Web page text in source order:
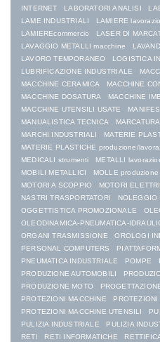
INTERNET
LABORATORI ANALISI
LAME INDUSTRIALI
LAMIERE
LAMIEREcommercio
LASER DI
LAVAGGIO METALLI macchine
LAVORO TEMPORANEO
LOGISTICA
LUBRIFICAZIONE INDUSTRIALE
MACCHINE CERAMICA
MACCHINE
MACCHINE DOSATURA
MACCHINE
MACCHINE UTENSILI USATE
MANUALISTICA TECNICA
MARCATURA
MARCHI INDUSTRIALI
MATERIE
MATERIE PLASTICHE produzione/
MEDICALI strumenti
METALLI
MOBILI METALLICI
MOLLE produzione
MOTORI A SCOPPIO
MOTORI
NASTRI TRASPORTATORI
NOLEGGIO
OGGETTISTICA PROMOZIONALE
OLEODINAMICA-PNEUMATICA-
ORGANI TRASMISSIONE
OROLOGI
PERSONAL COMPUTERS
PNEUMATICA INDUSTRIALE
POMPE
PRODUZIONE AUTOMOBILI
PRODUZIONE MOTO
PROTEZIONI MACCHINE
PROTEZIONI
PROTEZIONI MACCHINE UTENSILI
PULIZIA INDUSTRIALE
PULIZIA
RETI
RETI INFORMATICHE